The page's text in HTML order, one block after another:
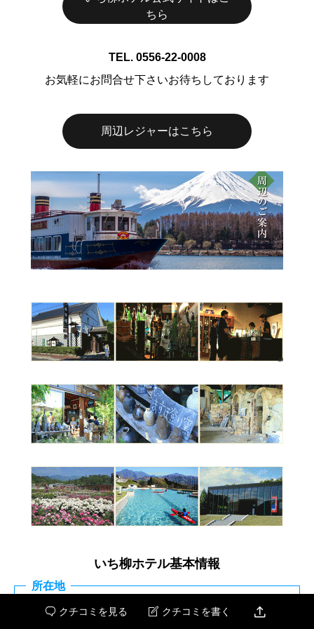
ちら
TEL. 0556-22-0008
お気軽にお問合せ下さいお待ちしております
周辺レジャーはこちら
いち柳ホテル基本情報
所在地
〒400-0501
 クチコミを見る  クチコミを書く 